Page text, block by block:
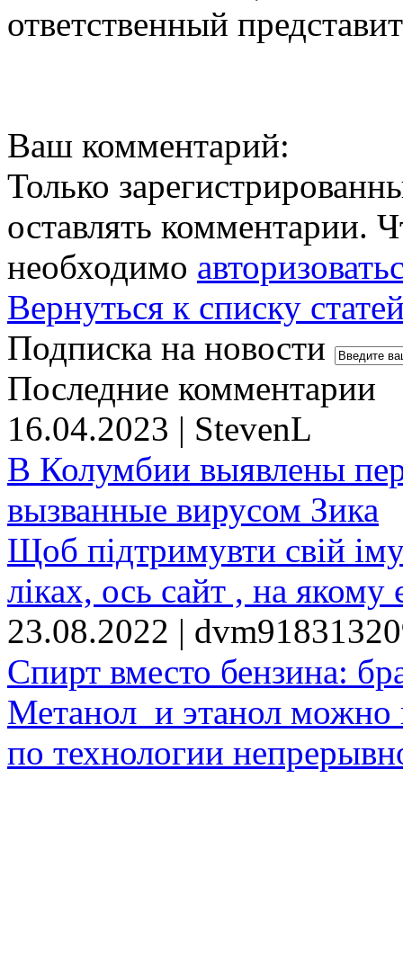
ответственный
Ваш комментарий:
Только
оставлять комментарии.
необходимо
Вернуться к списку
Подписка на новости
Последние комментарии
16.04.2023 | StevenL
В Колумбии выявлены
вызванные вирусом Зика
Щоб підтримувти свій
ліках, ось сайт , на якому
23.08.2022 |
Спирт вместо бензина:
Метанол и этанол можно
по технологии